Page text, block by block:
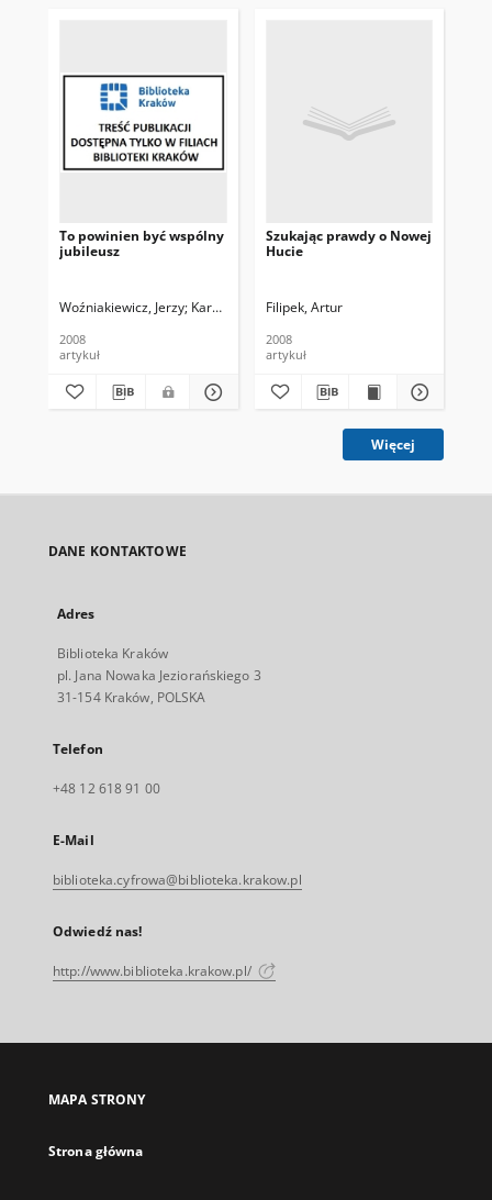
To powinien być wspólny
jubileusz
Woźniakiewicz, Jerzy Karolczyk, Krzysztof. Fot.
2008
artykuł
Szukając prawdy o Nowej
Hucie
Filipek, Artur
2008
artykuł
Więcej
DANE KONTAKTOWE
Adres
Biblioteka Kraków
pl. Jana Nowaka Jeziorańskiego 3
31-154 Kraków, POLSKA
Telefon
+48 12 618 91 00
E-Mail
biblioteka.cyfrowa@biblioteka.krakow.pl
Odwiedź nas!
http://www.biblioteka.krakow.pl/
MAPA STRONY
Strona główna